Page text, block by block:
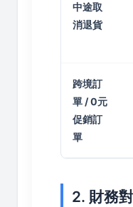
中途取
消退貨
跨境訂
單 / 0元
促銷訂
單
2. 財務